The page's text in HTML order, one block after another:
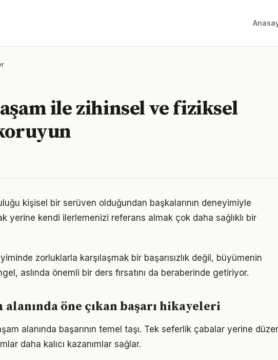
ile zihinsel ve fiziksel
kişisel bir serüven olduğundan başkalarının deneyimiyle
yerine kendi ilerlemenizi referans almak çok daha sağlıklı bir
zorluklarla karşılaşmak bir başarısızlık değil, büyümenin
aslında önemli bir ders fırsatını da beraberinde getiriyor.
alanında öne çıkan başarı hikayeleri
alanında başarının temel taşı. Tek seferlik çabalar yerine
daha kalıcı kazanımlar sağlar.